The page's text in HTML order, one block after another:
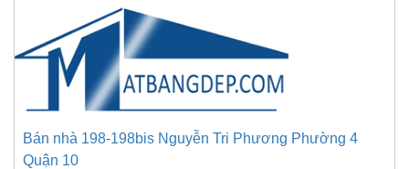
Bán nhà 198-198bis Nguyễn Tri Phương Phường 4
Quận 10